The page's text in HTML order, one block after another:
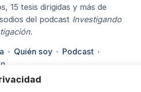
15 tesis dirigidas y más de
del podcast Investigando
.
· Quién soy · Podcast ·